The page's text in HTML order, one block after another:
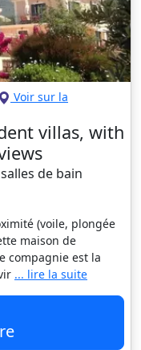
Voir sur la
villas, with
de bain
(voile, plongée
maison de
compagnie est la
... lire la suite